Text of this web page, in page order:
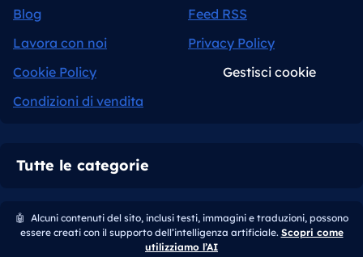
Blog
Feed RSS
Lavora con noi
Privacy Policy
Cookie Policy
Gestisci cookie
Condizioni di vendita
Tutte le categorie
🤖 Alcuni contenuti del sito, inclusi testi, immagini e traduzioni, possono
essere creati con il supporto dell’intelligenza artificiale. Scopri come
utilizziamo l’AI